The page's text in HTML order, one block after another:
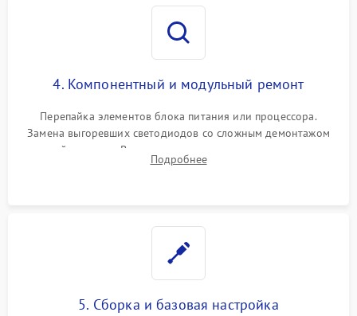
4. Компонентный и модульный ремонт
Перепайка элементов блока питания или процессора.
Замена выгоревших светодиодов со сложным демонтажом
хрупкой матрицы. Восстановление поврежденных дорожек,
прошивка микросхем памяти EEPROM
Подробнее
5. Сборка и базовая настройка